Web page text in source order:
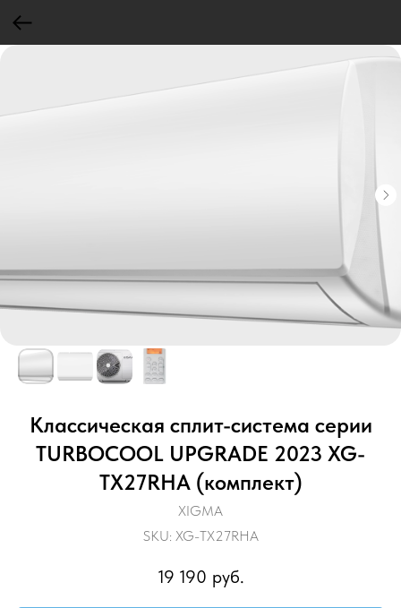
Классическая сплит-система серии
TURBOCOOL UPGRADE 2023 XG-
TX27RHA (комплект)
XIGMA
SKU: XG-TX27RHA
19 190 руб.